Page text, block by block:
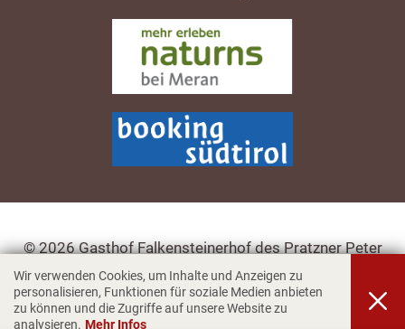
Wir verwenden Cookies, um Inhalte und Anzeigen zu
personalisieren, Funktionen für soziale Medien anbieten
zu können und die Zugriffe auf unsere Website zu
analysieren. Mehr Infos
© 2026 Gasthof Falkensteinerhof des Pratzner Peter
Impressum Privacy & Cookies